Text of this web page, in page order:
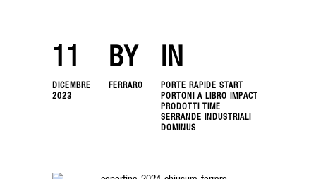
11
DICEMBRE
2023
BY
FERRARO
IN
PORTE RAPIDE START
PORTONI A LIBRO IMPACT
PRODOTTI TIME
SERRANDE INDUSTRIALI
DOMINUS